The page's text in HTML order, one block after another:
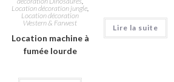
Location décoration jungle
Location décoration
Western & Farwest
Location machine à
fumée lourde
Lire la suite